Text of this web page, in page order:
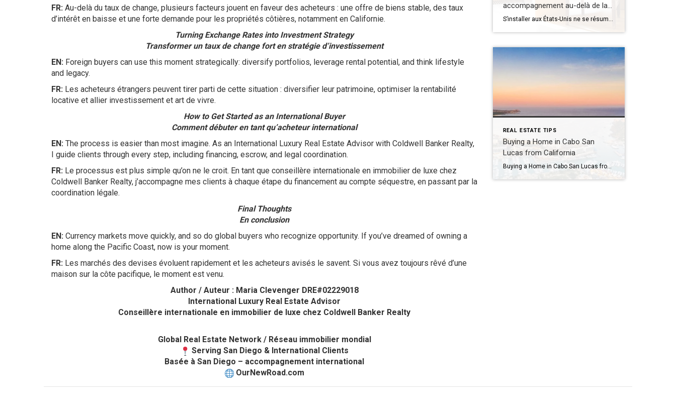
FR: Au-delà du taux de change, plusieurs facteurs jouent en faveur des acheteurs : une offre de biens stable, des taux
d’intérêt en baisse et une forte demande pour les propriétés côtières, notamment en Californie.
Turning Exchange Rates into Investment Strategy
Transformer un taux de change fort en stratégie d’investissement
EN: Foreign buyers can use this moment strategically: diversify portfolios, leverage rental potential, and think lifestyle
and legacy.
FR: Les acheteurs étrangers peuvent tirer parti de cette situation : diversifier leur patrimoine, optimiser la rentabilité
locative et allier investissement et art de vivre.
How to Get Started as an International Buyer
Comment débuter en tant qu’acheteur international
EN: The process is easier than most imagine. As an International Luxury Real Estate Advisor with Coldwell Banker Realty,
I guide clients through every step, including financing, escrow, and legal coordination.
FR: Le processus est plus simple qu’on ne le croit. En tant que conseillère internationale en immobilier de luxe chez
Coldwell Banker Realty, j’accompagne mes clients à chaque étape du financement au compte séquestre, en passant par la
coordination légale.
Final Thoughts
En conclusion
EN: Currency markets move quickly, and so do global buyers who recognize opportunity. If you’ve dreamed of owning a
home along the Pacific Coast, now is your moment.
FR: Les marchés des devises évoluent rapidement et les acheteurs avisés le savent. Si vous avez toujours rêvé d’une
maison sur la côte pacifique, le moment est venu.
Author / Auteur : Maria Clevenger DRE#02229018
International Luxury Real Estate Advisor
Conseillère internationale en immobilier de luxe chez Coldwell Banker Realty
Global Real Estate Network / Réseau immobilier mondial
Serving San Diego & International Clients
Basée à San Diego – accompagnement international
OurNewRoad.com
accompagnement au-delà de la
transaction
S’installer aux États-Unis ne se résume pas à acheter un bien immobilier. Pour les clients internationaux, il s’agit d’un véritable changement de vie. Le rôle d’un conseiller en relocation internationale et immobilier est d’apporter une vision globale et structurée, bien au-delà de la transaction, afin d’aligner stratégie immobilière, calendrier migratoire et choix de vie. […]
REAL ESTATE TIPS
Buying a Home in Cabo San
Lucas from California
Buying a Home in Cabo San Lucas from California: A Clear Guide for Your Next International Move By Maria Clevenger, Global Luxury Real Estate Advisor (DRE#02229018) Buying a home in Cabo San Lucas has become very popular for Californians. The trip is short, the weather is warm, and the lifestyle feels relaxed and welcoming. Many […]